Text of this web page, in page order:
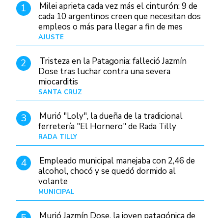
1
Milei aprieta cada vez más el cinturón: 9 de
cada 10 argentinos creen que necesitan dos
empleos o más para llegar a fin de mes
AJUSTE
2
Tristeza en la Patagonia: falleció Jazmín
Dose tras luchar contra una severa
miocarditis
SANTA CRUZ
3
Murió "Loly", la dueña de la tradicional
ferretería "El Hornero" de Rada Tilly
RADA TILLY
4
Empleado municipal manejaba con 2,46 de
alcohol, chocó y se quedó dormido al
volante
MUNICIPAL